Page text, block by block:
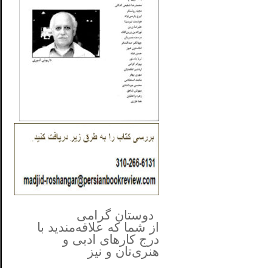
دوستان گرامی
از شما که علاقه‌مندید با
درج کارهای‌ ادبی و
هنری‌تان و نیز